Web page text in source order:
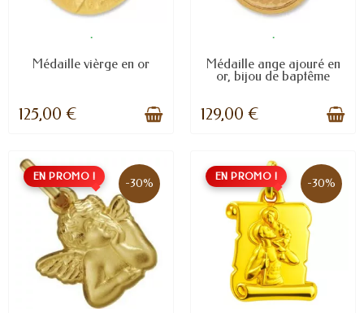
.
Médaille vièrge en or
125,00 €
.
Médaille ange ajouré en
or, bijou de baptême
129,00 €
EN PROMO ! -30% EN PROMO ! -30%